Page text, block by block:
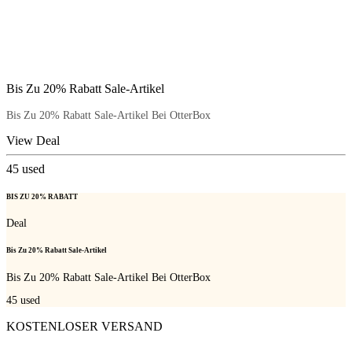
Bis Zu 20% Rabatt Sale-Artikel
Bis Zu 20% Rabatt Sale-Artikel Bei OtterBox
View Deal
45 used
BIS ZU 20% RABATT
Deal
Bis Zu 20% Rabatt Sale-Artikel
Bis Zu 20% Rabatt Sale-Artikel Bei OtterBox
45 used
KOSTENLOSER VERSAND